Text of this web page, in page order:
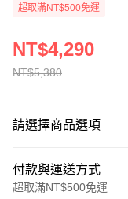
超取滿NT$500免運
NT$5,380
NT$4,290
請選擇商品選項
付款與運送方式
超取滿NT$500免運